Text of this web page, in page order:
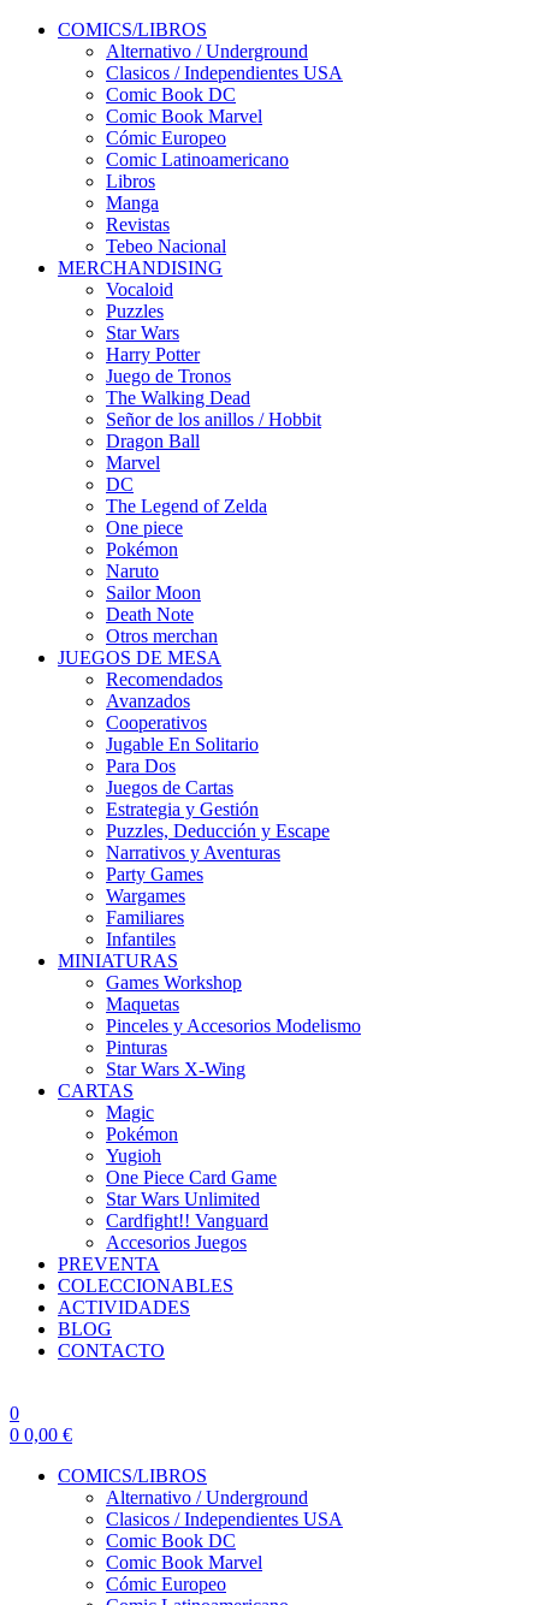
COMICS/LIBROS
Alternativo / Underground
Clasicos / Independientes USA
Comic Book DC
Comic Book Marvel
Cómic Europeo
Comic Latinoamericano
Libros
Manga
Revistas
Tebeo Nacional
MERCHANDISING
Vocaloid
Puzzles
Star Wars
Harry Potter
Juego de Tronos
The Walking Dead
Señor de los anillos / Hobbit
Dragon Ball
Marvel
DC
The Legend of Zelda
One piece
Pokémon
Naruto
Sailor Moon
Death Note
Otros merchan
JUEGOS DE MESA
Recomendados
Avanzados
Cooperativos
Jugable En Solitario
Para Dos
Juegos de Cartas
Estrategia y Gestión
Puzzles, Deducción y Escape
Narrativos y Aventuras
Party Games
Wargames
Familiares
Infantiles
MINIATURAS
Games Workshop
Maquetas
Pinceles y Accesorios Modelismo
Pinturas
Star Wars X-Wing
CARTAS
Magic
Pokémon
Yugioh
One Piece Card Game
Star Wars Unlimited
Cardfight!! Vanguard
Accesorios Juegos
PREVENTA
COLECCIONABLES
ACTIVIDADES
BLOG
CONTACTO
0
0 0,00 €
COMICS/LIBROS
Alternativo / Underground
Clasicos / Independientes USA
Comic Book DC
Comic Book Marvel
Cómic Europeo